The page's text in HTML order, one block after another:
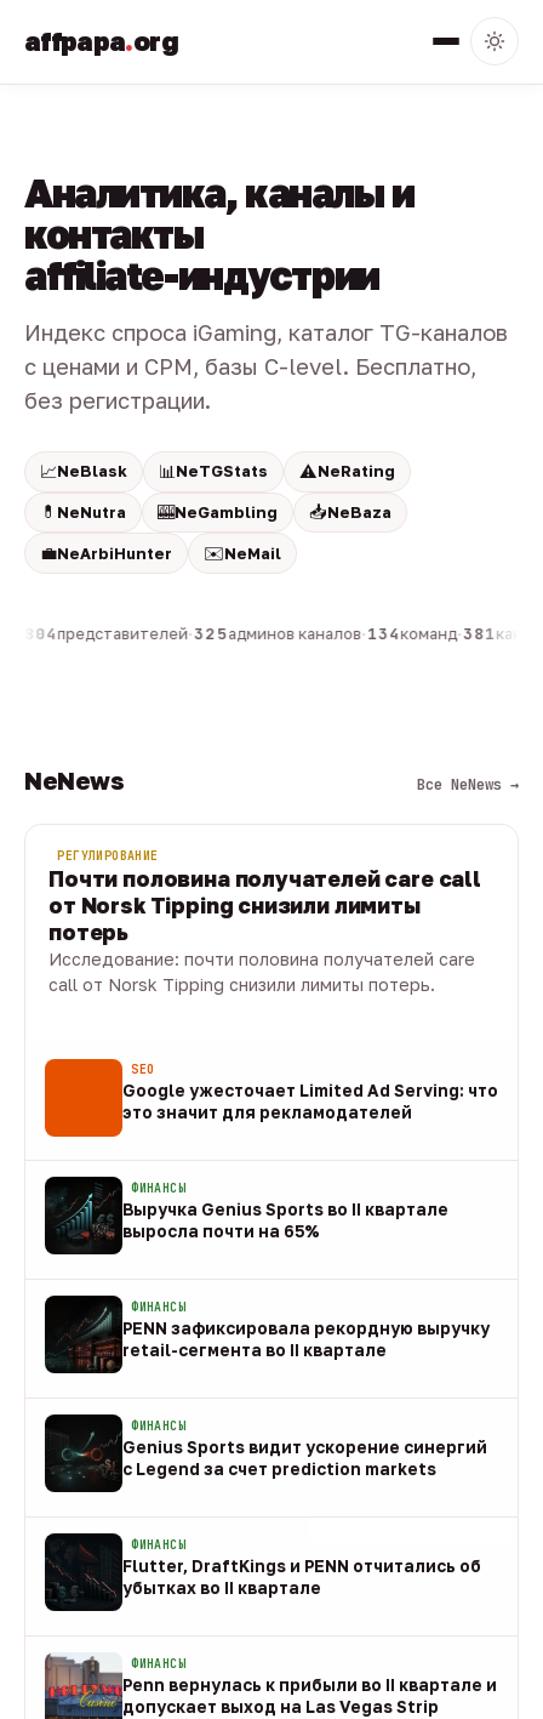
affpapa.org
Аналитика, каналы и
контакты
affiliate-индустрии
Индекс спроса iGaming, каталог TG-каналов
с ценами и CPM, базы C-level. Бесплатно,
без регистрации.
📈NeBlask 📊 NeTGStats ⚠️NeRating
💊 NeNutra 🎰NeGambling 📥NeBaza
💼NeArbiHunter ✉️NeMail
804представителей·325админов каналов·134команд·381
NeNews Все NeNews →
РЕГУЛИРОВАНИЕ
Почти половина получателей care call
от Norsk Tipping снизили лимиты
потерь
Исследование: почти половина получателей care
call от Norsk Tipping снизили лимиты потерь.
SEO
Google ужесточает Limited Ad Serving: что
это значит для рекламодателей
ФИНАНСЫ
Выручка Genius Sports во II квартале
выросла почти на 65%
ФИНАНСЫ
PENN зафиксировала рекордную выручку
retail-сегмента во II квартале
ФИНАНСЫ
Genius Sports видит ускорение синергий
с Legend за счет prediction markets
ФИНАНСЫ
Flutter, DraftKings и PENN отчитались об
убытках во II квартале
ФИНАНСЫ
Penn вернулась к прибыли во II квартале и
допускает выход на Las Vegas Strip